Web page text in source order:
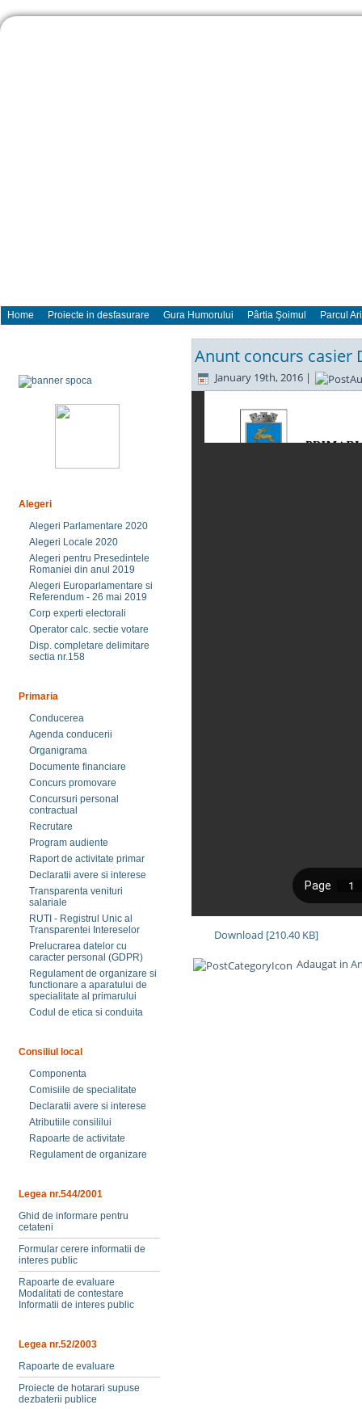
Home Proiecte in desfasurare Gura Humorului Pârtia Şoimul Parcul
Alegeri
Alegeri Parlamentare 2020
Alegeri Locale 2020
Alegeri pentru Presedintele
Romaniei din anul 2019
Alegeri Europarlamentare si
Referendum - 26 mai 2019
Corp experti electorali
Operator calc. sectie votare
Disp. completare delimitare
sectia nr.158
Primaria
Conducerea
Agenda conducerii
Organigrama
Documente financiare
Concurs promovare
Concursuri personal
contractual
Recrutare
Program audiente
Raport de activitate primar
Declaratii avere si interese
Transparenta venituri
salariale
RUTI - Registrul Unic al
Transparentei Intereselor
Prelucrarea datelor cu
caracter personal (GDPR)
Regulament de organizare si
functionare a aparatului de
specialitate al primarului
Codul de etica si conduita
Consiliul local
Componenta
Comisiile de specialitate
Declaratii avere si interese
Atributiile consililui
Rapoarte de activitate
Regulament de organizare
Legea nr.544/2001
Ghid de informare pentru
cetateni
Formular cerere informatii de
interes public
Rapoarte de evaluare
Modalitati de contestare
Informatii de interes public
Legea nr.52/2003
Rapoarte de evaluare
Proiecte de hotarari supuse
dezbaterii publice
Anunt concurs casier
January 19th, 2016 |
Download [210.40 KB]
Adaugat in